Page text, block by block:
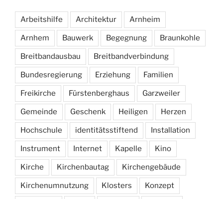
Arbeitshilfe Architektur Arnheim
Arnhem Bauwerk Begegnung Braunkohle
Breitbandausbau Breitbandverbindung
Bundesregierung Erziehung Familien
Freikirche Fürstenberghaus Garzweiler
Gemeinde Geschenk Heiligen Herzen
Hochschule identitätsstiftend Installation
Instrument Internet Kapelle Kino
Kirche Kirchenbautag Kirchengebäude
Kirchenumnutzung Klosters Konzept